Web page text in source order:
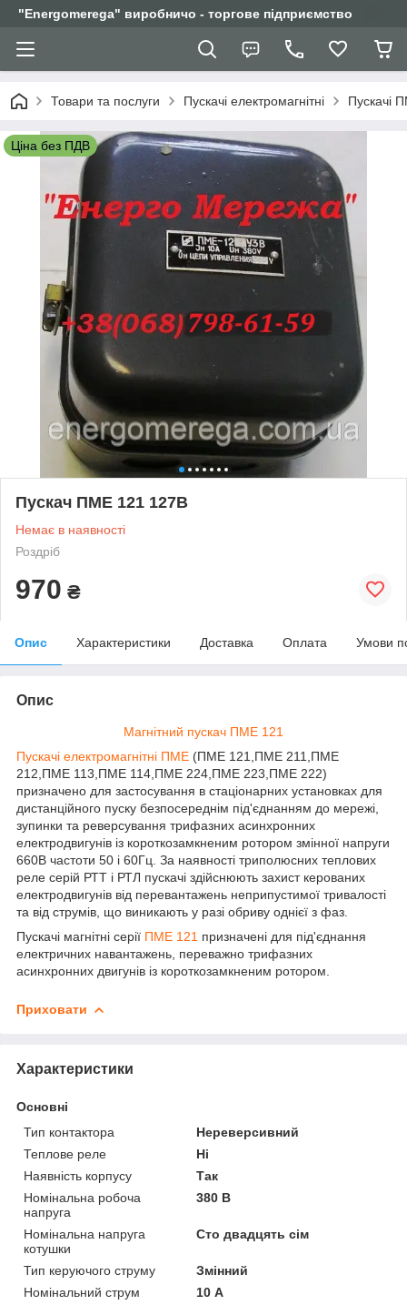
"Еnergomerega" виробничо - торгове підприємство
Товари та послуги Пускачі електромагнітні Пускачі
Ціна без ПДВ
Пускач ПМЕ 121 127В
Немає в наявності
Роздріб
970 ₴
Опис Характеристики Доставка Оплата Умови
Опис
Магнітний пускач ПМЕ 121
Пускачі електромагнітні ПМЕ (ПМЕ 121,ПМЕ 211,ПМЕ
212,ПМЕ 113,ПМЕ 114,ПМЕ 224,ПМЕ 223,ПМЕ 222)
призначено для застосування в стаціонарних установках для
дистанційного пуску безпосереднім під'єднанням до мережі,
зупинки та реверсування трифазних асинхронних
електродвигунів із короткозамкненим ротором змінної напруги
660В частоти 50 і 60Гц. За наявності триполюсних теплових
реле серій РТТ і РТЛ пускачі здійснюють захист керованих
електродвигунів від перевантажень неприпустимої тривалості
та від струмів, що виникають у разі обриву однієї з фаз.
Пускачі магнітні серії ПМЕ 121 призначені для під'єднання
електричних навантажень, переважно трифазних
асинхронних двигунів із короткозамкненим ротором.
Приховати
Характеристики
Основні
Тип контактора
Нереверсивний
Теплове реле
Ні
Наявність корпусу
Так
Номінальна робоча
напруга
380 В
Номінальна напруга
котушки
Сто двадцять сім
Тип керуючого струму
Змінний
Номінальний струм
10 А